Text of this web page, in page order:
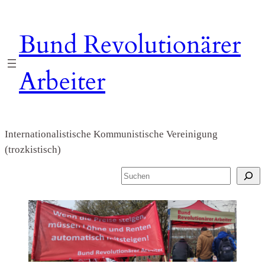
springen
Bund Revolutionärer
Arbeiter
Internationalistische Kommunistische Vereinigung
(trozkistisch)
S
c
h
e
n